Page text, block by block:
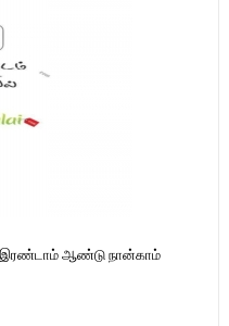
இரண்டாம் ஆண்டு நான்காம்